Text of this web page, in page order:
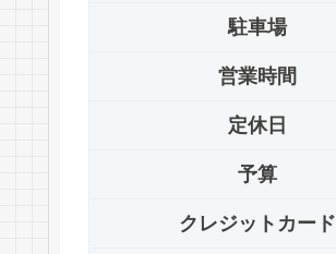
駐車場
営業時間
定休日
予算
クレジットカード